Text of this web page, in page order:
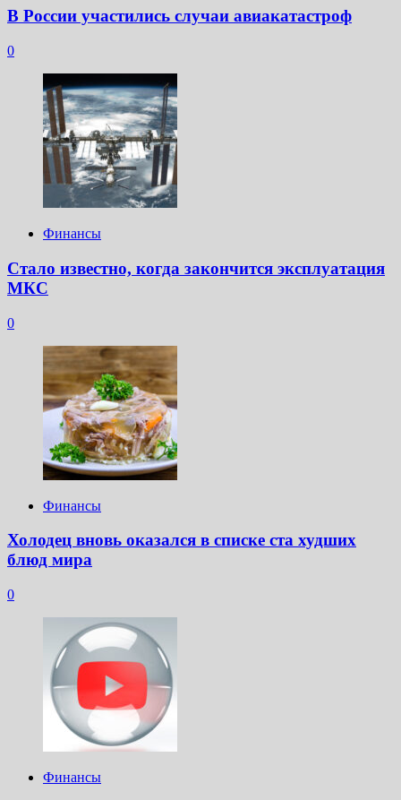
В России участились случаи авиакатастроф
0
Финансы
Стало известно, когда закончится эксплуатация
МКС
0
Финансы
Холодец вновь оказался в списке ста худших
блюд мира
0
Финансы